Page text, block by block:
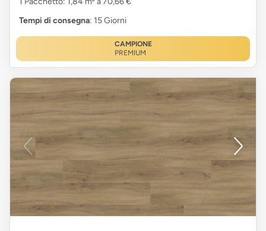
Tempi di consegna: 15 Giorni
CAMPIONE
PREMIUM